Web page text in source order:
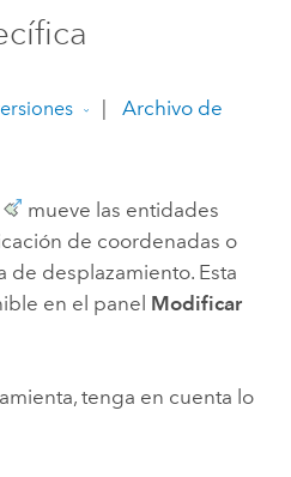
Archivo de
mueve las entidades
de coordenadas o
de desplazamiento. Esta
en el panel Modificar
tenga en cuenta lo